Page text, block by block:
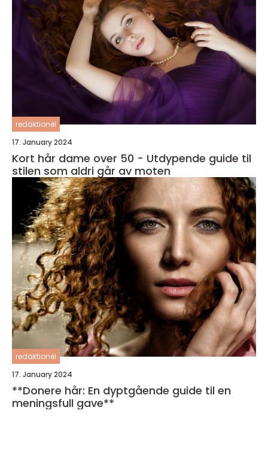
redaktionel
17. January 2024
Kort hår dame over 50 - Utdypende guide til
stilen som aldri går av moten
redaktionel
17. January 2024
**Donere hår: En dyptgående guide til en
meningsfull gave**